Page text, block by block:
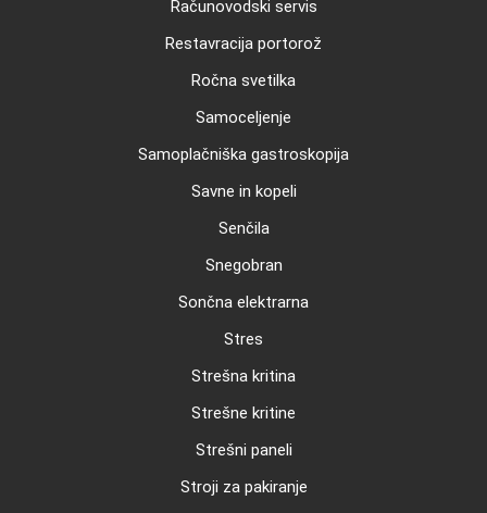
Računovodski servis
Restavracija portorož
Ročna svetilka
Samoceljenje
Samoplačniška gastroskopija
Savne in kopeli
Senčila
Snegobran
Sončna elektrarna
Stres
Strešna kritina
Strešne kritine
Strešni paneli
Stroji za pakiranje